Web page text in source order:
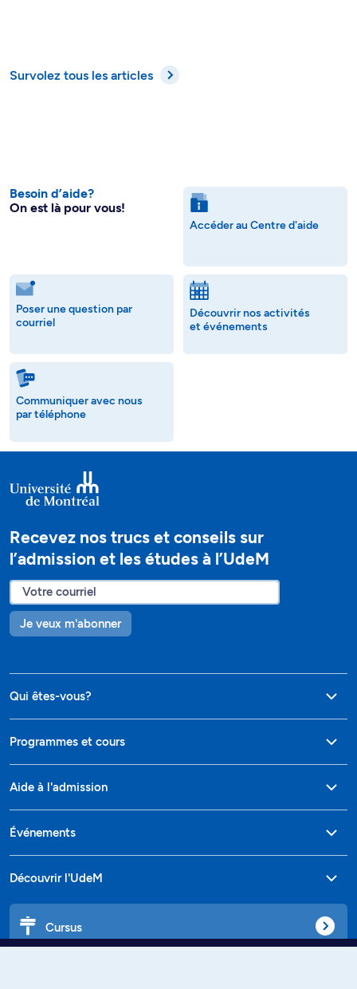
Survolez tous les articles
Besoin d’aide?
On est là pour vous!
Accéder au Centre d'aide
Poser une question par
courriel
Découvrir nos activités
et événements
Communiquer avec nous
par téléphone
Recevez nos trucs et conseils sur
l’admission et les études à l’UdeM
Je veux m'abonner
Qui êtes-vous?
Programmes et cours
Aide à l'admission
Événements
Découvrir l'UdeM
Cursus